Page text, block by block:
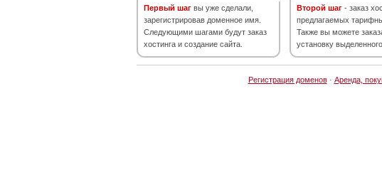
Первый шаг вы уже сделали,
зарегистрировав доменное имя.
Следующими шагами будут заказ
хостинга и создание сайта.
Второй шаг - заказ
предлагаемых
Также вы можете
установку
Регистрация доменов· Аренда,